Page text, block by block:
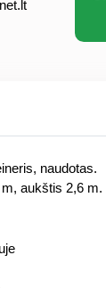
naudotas.
aukštis 2,6 m.